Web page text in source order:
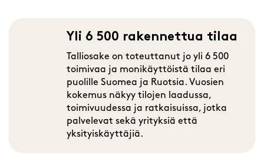
Yli 6 500 rakennettua tilaa
Talliosake on toteuttanut jo yli 6 500
toimivaa ja monikäyttöistä tilaa eri
puolille Suomea ja Ruotsia. Vuosien
kokemus näkyy tilojen laadussa,
toimivuudessa ja ratkaisuissa, jotka
palvelevat sekä yrityksiä että
yksityiskäyttäjiä.